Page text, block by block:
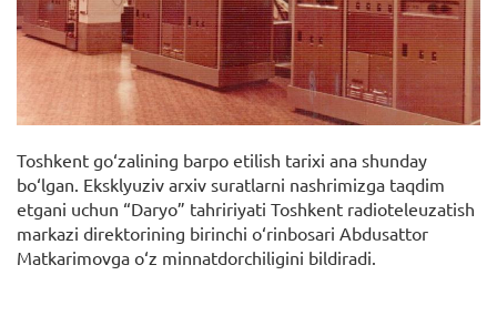
Toshkent go‘zalining barpo etilish tarixi ana shunday
bo‘lgan. Eksklyuziv arxiv suratlarni nashrimizga taqdim
etgani uchun “Daryo” tahririyati Toshkent radioteleuzatish
markazi direktorining birinchi o‘rinbosari Abdusattor
Matkarimovga o‘z minnatdorchiligini bildiradi.